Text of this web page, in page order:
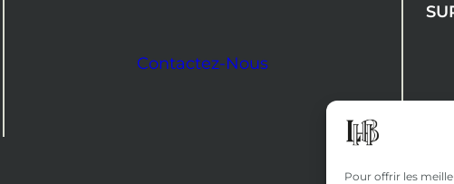
Pour offrir les
Contactez-Nous